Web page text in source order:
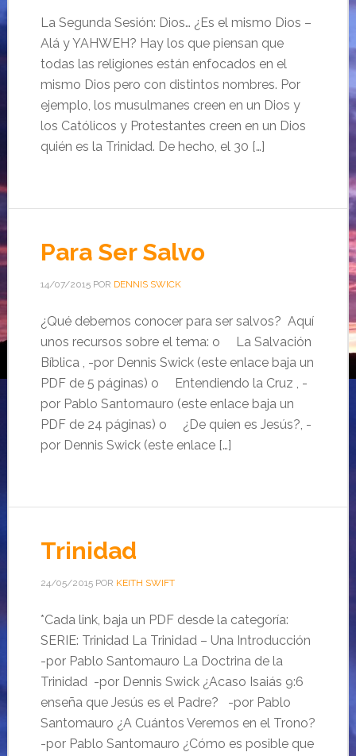
La Segunda Sesión: Dios… ¿Es el mismo Dios –
Alá y YAHWEH? Hay los que piensan que
todas las religiones están enfocados en el
mismo Dios pero con distintos nombres. Por
ejemplo, los musulmanes creen en un Dios y
los Católicos y Protestantes creen en un Dios
quién es la Trinidad. De hecho, el 30 […]
Para Ser Salvo
14/07/2015POR DENNIS SWICK
¿Qué debemos conocer para ser salvos? Aquí
unos recursos sobre el tema: o La Salvación
Bíblica , -por Dennis Swick (este enlace baja un
PDF de 5 páginas) o Entendiendo la Cruz , -
por Pablo Santomauro (este enlace baja un
PDF de 24 páginas) o ¿De quien es Jesús?, -
por Dennis Swick (este enlace […]
Trinidad
24/05/2015POR KEITH SWIFT
*Cada link, baja un PDF desde la categoría:
SERIE: Trinidad La Trinidad – Una Introducción
-por Pablo Santomauro La Doctrina de la
Trinidad -por Dennis Swick ¿Acaso Isaiás 9:6
enseña que Jesús es el Padre? -por Pablo
Santomauro ¿A Cuántos Veremos en el Trono?
-por Pablo Santomauro ¿Cómo es posible que